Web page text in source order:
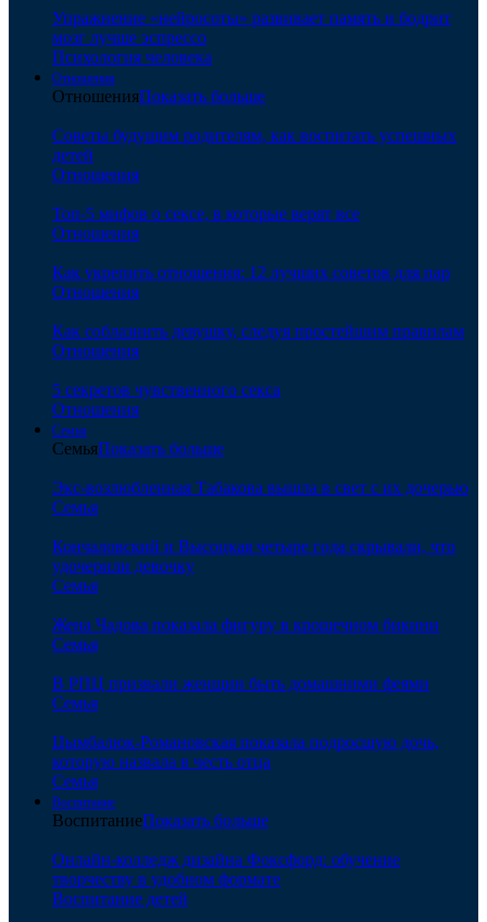
Упражнение «нейросоты» развивает память и бодрит
мозг лучше эспрессо
Психология человека
Отношения
ОтношенияПоказать больше
Советы будущим родителям, как воспитать успешных
детей
Отношения
Топ-5 мифов о сексе, в которые верят все
Отношения
Как укрепить отношения: 12 лучших советов для пар
Отношения
Как соблазнить девушку, следуя простейшим правилам
Отношения
5 секретов чувственного секса
Отношения
Семья
СемьяПоказать больше
Экс-возлюбленная Табакова вышла в свет с их дочерью
Семья
Кончаловский и Высоцкая четыре года скрывали, что
удочерили девочку
Семья
Жена Чадова показала фигуру в крошечном бикини
Семья
В РПЦ призвали женщин быть домашними феями
Семья
Цымбалюк-Романовская показала подросшую дочь,
которую назвала в честь отца
Семья
Воспитание
ВоспитаниеПоказать больше
Онлайн-колледж дизайна Фоксфорд: обучение
творчеству в удобном формате
Воспитание детей